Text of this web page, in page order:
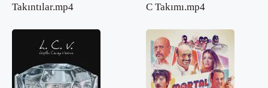
Takıntılar.mp4 C Takımı.mp4